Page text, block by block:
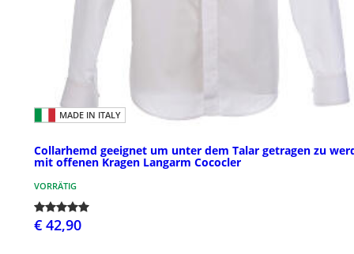
MADE IN ITALY
Collarhemd geeignet um unter dem Talar getragen zu
mit offenen Kragen Langarm Cococler
VORRÄTIG
€ 42,90